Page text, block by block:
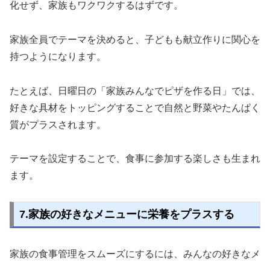
化せず、家族もワクワクするはずです。
家族全員でテーマを決めると、子どもも献立作りに関心を
持つようになります。
たとえば、日曜日の「家族みんなでピザを作る日」では、
好きな具材をトッピングすることで自然と野菜やたんぱく
質がプラスされます。
テーマを設定することで、食事に参加する楽しさも生まれ
ます。
7.家族の好きなメニューに栄養をプラスする
家族の食事管理をスムーズにするには、みんなの好きなメ